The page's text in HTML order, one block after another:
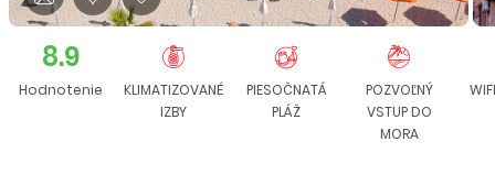
8.9
Hodnotenie
KLIMATIZOVANÉ
IZBY
PIESOČNATÁ
PLÁŽ
POZVOĽNÝ
VSTUP DO
MORA